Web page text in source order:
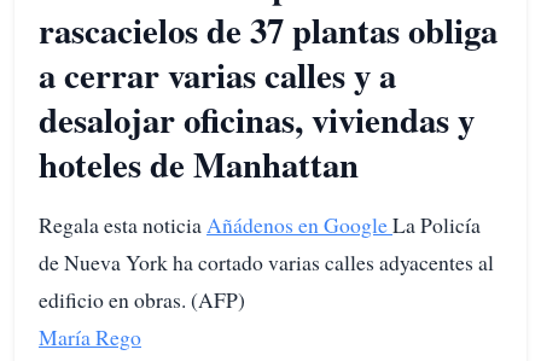
rascacielos de 37 plantas obliga
a cerrar varias calles y a
desalojar oficinas, viviendas y
hoteles de Manhattan
Regala esta noticia Añádenos en GoogleLa Policía
de Nueva York ha cortado varias calles adyacentes al
edificio en obras. (AFP)
María Rego